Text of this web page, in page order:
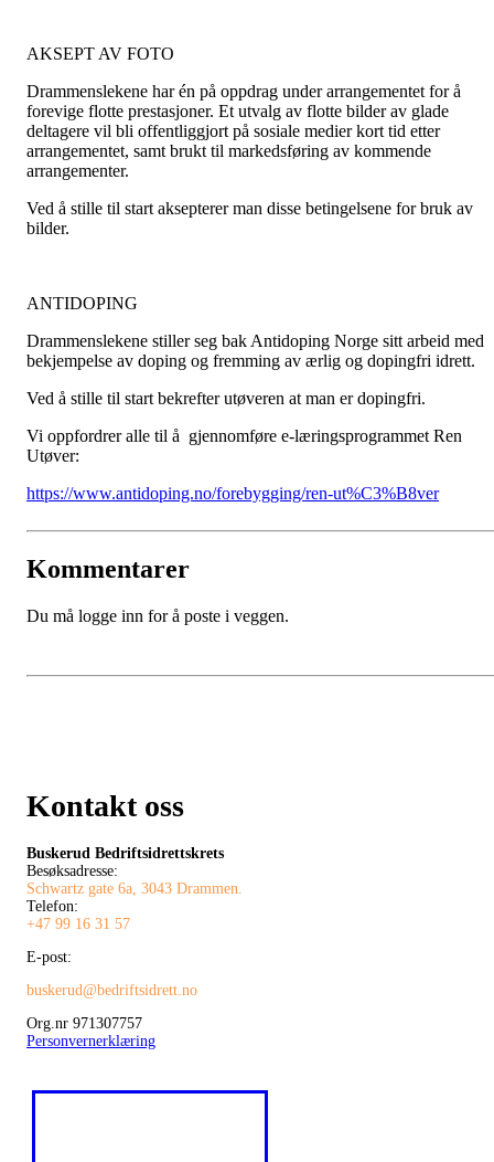
AKSEPT AV FOTO
Drammenslekene har én på oppdrag under arrangementet for å
forevige flotte prestasjoner. Et utvalg av flotte bilder av glade
deltagere vil bli offentliggjort på sosiale medier kort tid etter
arrangementet, samt brukt til markedsføring av kommende
arrangementer.
Ved å stille til start aksepterer man disse betingelsene for bruk av
bilder.
ANTIDOPING
Drammenslekene stiller seg bak Antidoping Norge sitt arbeid med
bekjempelse av doping og fremming av ærlig og dopingfri idrett.
Ved å stille til start bekrefter utøveren at man er dopingfri.
Vi oppfordrer alle til å gjennomføre e-læringsprogrammet Ren
Utøver:
https://www.antidoping.no/forebygging/ren-ut%C3%B8ver
Kommentarer
Du må logge inn for å poste i veggen.
Kontakt oss
Buskerud Bedriftsidrettskrets
Besøksadresse:
Schwartz gate 6a, 3043 Drammen.
Telefon:
+47 99 16 31 57
E-post:
buskerud@bedriftsidrett.no
Org.nr 971307757
Personvernerklæring